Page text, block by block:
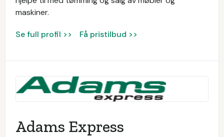
maskiner.
Se full profil >> Få pristilbud >>
Adams Express